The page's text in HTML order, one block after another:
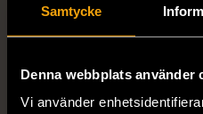
Samtycke
Denna webbplats använder
Vi använder